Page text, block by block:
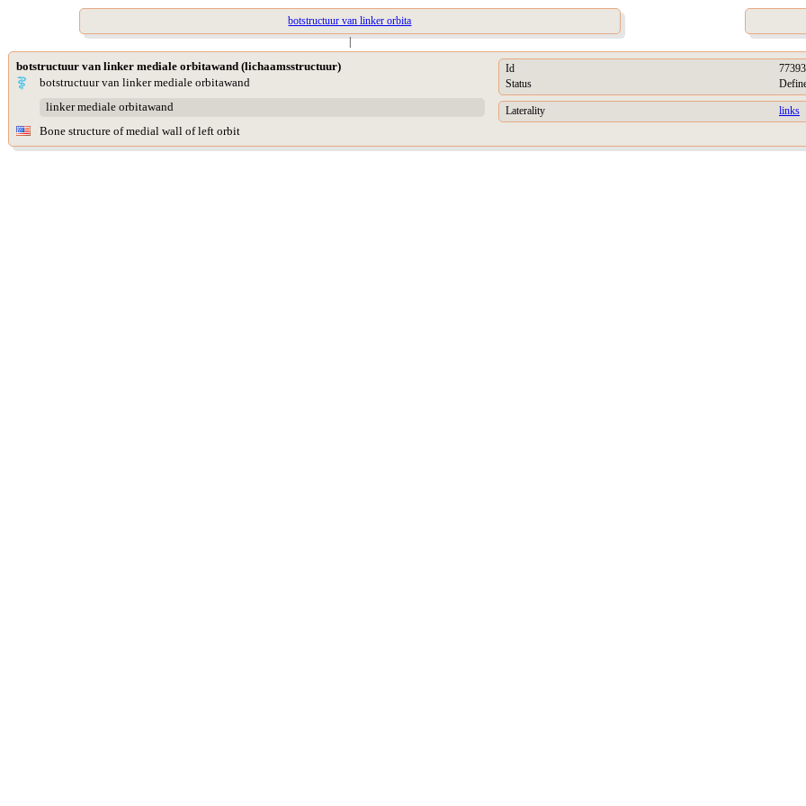
botstructuur van linker orbita
|
botstructuur van linker mediale orbitawand (lichaamsstructuur)
botstructuur van linker mediale orbitawand
linker mediale orbitawand
Bone structure of medial wall of left orbit
Id
Status
Laterality links